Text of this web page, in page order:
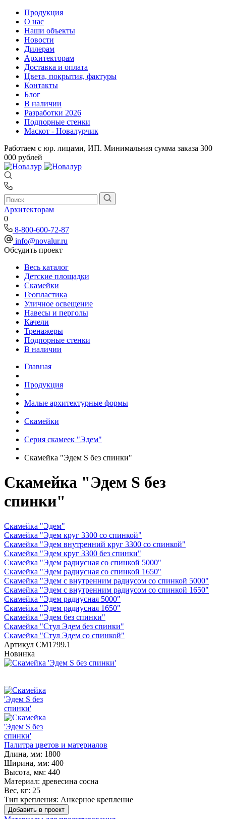
Продукция
О нас
Наши объекты
Новости
Дилерам
Архитекторам
Доставка и оплата
Цвета, покрытия, фактуры
Контакты
Блог
В наличии
Разработки 2026
Подпорные стенки
Маскот - Новалурчик
Работаем с юр. лицами, ИП. Минимальная сумма заказа 300
000 рублей
Архитекторам
0
8-800-600-72-87
info@novalur.ru
Обсудить проект
Весь каталог
Детские площадки
Скамейки
Геопластика
Уличное освещение
Навесы и перголы
Качели
Тренажеры
Подпорные стенки
В наличии
Главная
Продукция
Малые архитектурные формы
Скамейки
Серия скамеек "Эдем"
Скамейка "Эдем S без спинки"
Скамейка "Эдем S без
спинки"
Скамейка "Эдем"
Скамейка "Эдем круг 3300 со спинкой"
Скамейка "Эдем внутренний круг 3300 со спинкой"
Скамейка "Эдем круг 3300 без спинки"
Скамейка "Эдем радиусная со спинкой 5000"
Скамейка "Эдем радиусная со спинкой 1650"
Скамейка "Эдем с внутренним радиусом со спинкой 5000"
Скамейка "Эдем с внутренним радиусом со спинкой 1650"
Скамейка "Эдем радиусная 5000"
Скамейка "Эдем радиусная 1650"
Скамейка "Эдем без спинки"
Скамейка "Стул Эдем без спинки"
Скамейка "Стул Эдем со спинкой"
Артикул СМ1799.1
Новинка
Палитра цветов и материалов
Длина, мм: 1800
Ширина, мм: 400
Высота, мм: 440
Материал: древесина сосна
Вес, кг: 25
Тип крепления: Анкерное крепление
Добавить в проект